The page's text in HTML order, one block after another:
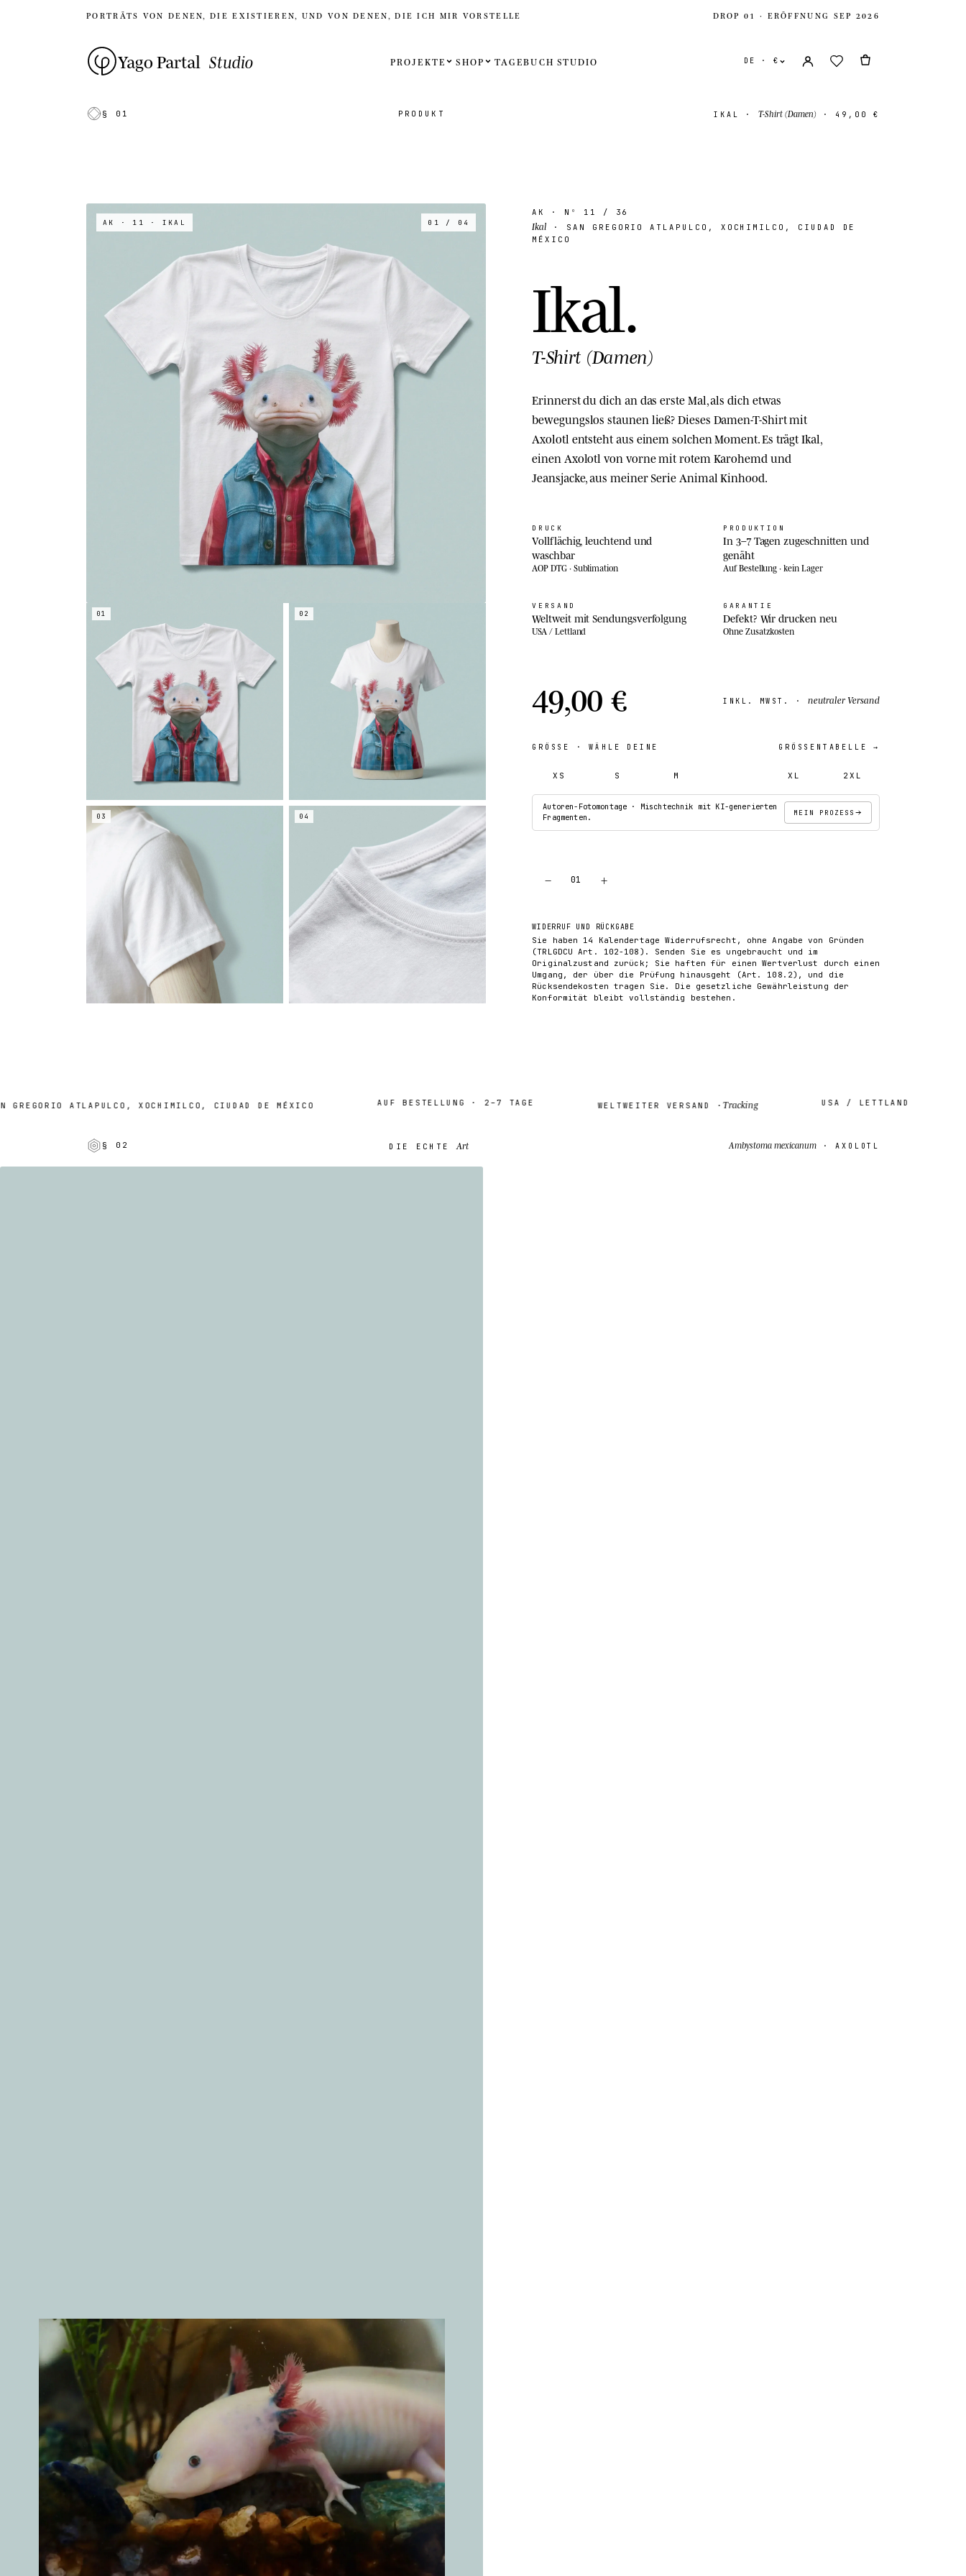
PORTRÄTS VON DENEN, DIE EXISTIEREN, UND VON DENEN, DIE ICH MIR VORSTELLE DROP 01 · ERÖFFNUNG SEP 2026
Yago Partal Studio PROJEKTE SHOP TAGEBUCH STUDIO DE · €
Vereinigte Staaten
International
§ 01 PRODUKT IKAL · T-Shirt (Damen)· 49,00 €
AK · 11 · IKAL 01 / 04
01 02
03 04
AK · Nº 11 / 36
Ikal · SAN GREGORIO ATLAPULCO, XOCHIMILCO, CIUDAD DE
MÉXICO
Ikal.
T-Shirt (Damen)
Erinnerst du dich an das erste Mal, als dich etwas
bewegungslos staunen ließ? Dieses Damen-T-Shirt mit
Axolotl entsteht aus einem solchen Moment. Es trägt Ikal,
einen Axolotl von vorne mit rotem Karohemd und
Jeansjacke, aus meiner Serie Animal Kinhood.
DRUCK
Vollflächig, leuchtend und
waschbar
AOP DTG · Sublimation
PRODUKTION
In 3–7 Tagen zugeschnitten und
genäht
Auf Bestellung · kein Lager
VERSAND
Weltweit mit Sendungsverfolgung
USA / Lettland
GARANTIE
Defekt? Wir drucken neu
Ohne Zusatzkosten
49,00 € INKL. MWST. · neutraler Versand
GRÖSSE · WÄHLE DEINE GRÖSSENTABELLE →
XS S M XL 2XL
Autoren-Fotomontage · Mischtechnik mit KI-generierten
Fragmenten.
MEIN PROZESS
− 01 +
WIDERRUF UND RÜCKGABE
Sie haben 14 Kalendertage Widerrufsrecht, ohne Angabe von Gründen
(TRLGDCU Art. 102-108). Senden Sie es ungebraucht und im
Originalzustand zurück; Sie haften für einen Wertverlust durch einen
Umgang, der über die Prüfung hinausgeht (Art. 108.2), und die
Rücksendekosten tragen Sie. Die gesetzliche Gewährleistung der
Konformität bleibt vollständig bestehen.
ATLAPULCO, XOCHIMILCO, CIUDAD DE MÉXICO AUF BESTELLUNG · 2–7 TAGE WELTWEITER VERSAND · Tracking USA / LETTLAND
§ 02 DIE ECHTEArt Ambystoma mexicanum · AXOLOTL